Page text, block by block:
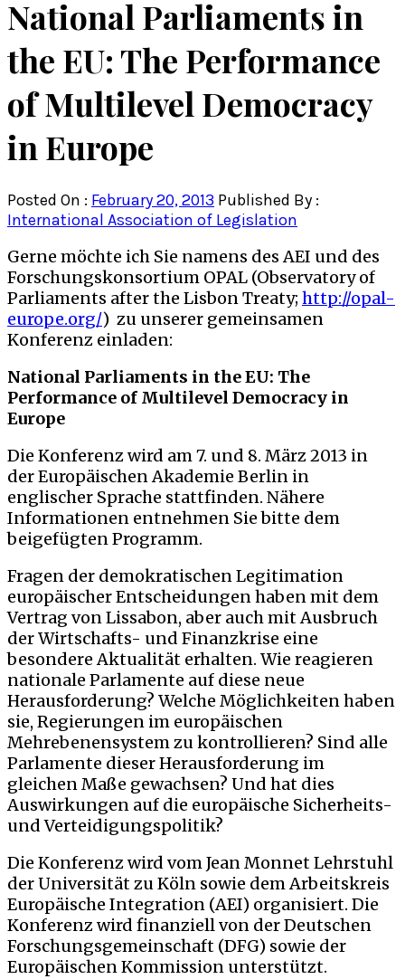
National Parliaments in
the EU: The Performance
of Multilevel Democracy
in Europe
Posted On : February 20, 2013 Published By :
International Association of Legislation
Gerne möchte ich Sie namens des AEI und des
Forschungskonsortium OPAL (Observatory of
Parliaments after the Lisbon Treaty; http://opal-
europe.org/) zu unserer gemeinsamen
Konferenz einladen:
National Parliaments in the EU: The
Performance of Multilevel Democracy in
Europe
Die Konferenz wird am 7. und 8. März 2013 in
der Europäischen Akademie Berlin in
englischer Sprache stattfinden. Nähere
Informationen entnehmen Sie bitte dem
beigefügten Programm.
Fragen der demokratischen Legitimation
europäischer Entscheidungen haben mit dem
Vertrag von Lissabon, aber auch mit Ausbruch
der Wirtschafts- und Finanzkrise eine
besondere Aktualität erhalten. Wie reagieren
nationale Parlamente auf diese neue
Herausforderung? Welche Möglichkeiten haben
sie, Regierungen im europäischen
Mehrebenensystem zu kontrollieren? Sind alle
Parlamente dieser Herausforderung im
gleichen Maße gewachsen? Und hat dies
Auswirkungen auf die europäische Sicherheits-
und Verteidigungspolitik?
Die Konferenz wird vom Jean Monnet Lehrstuhl
der Universität zu Köln sowie dem Arbeitskreis
Europäische Integration (AEI) organisiert. Die
Konferenz wird finanziell von der Deutschen
Forschungsgemeinschaft (DFG) sowie der
Europäischen Kommission unterstützt.